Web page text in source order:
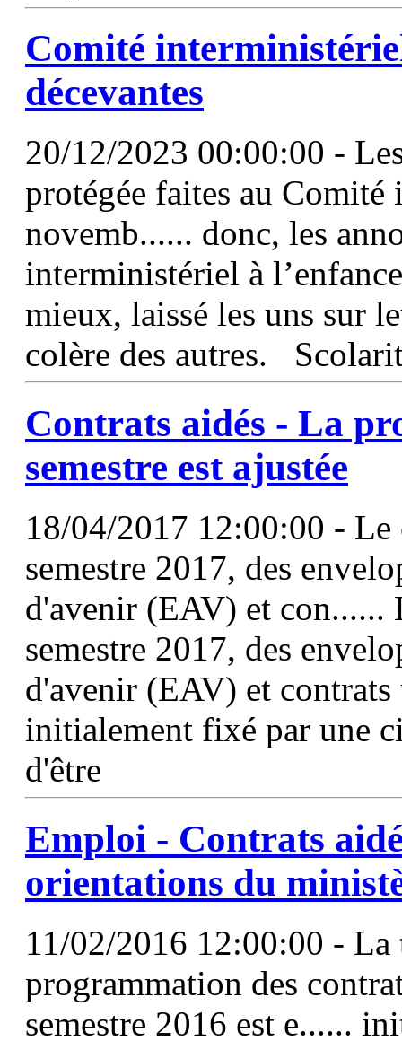
Comité
décevantes
20/12/2023 00:00:00 -
protégée faites au
novemb...... donc, les
interministériel à
mieux, laissé les uns sur
colère des autres.
Contrats aidés - La
semestre est ajustée
18/04/2017 12:00:00 - Le
semestre 2017, des
d'avenir (EAV) et con......
semestre 2017, des
d'avenir (EAV) et
initialement fixé par une
d'être
Emploi - Contrats
orientations du
11/02/2016 12:00:00 -
programmation des
semestre 2016 est e......